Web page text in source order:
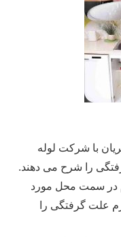
با شرکت لوله
را شرح می دهند.
در سمت محل مورد
علت گرفتگی را